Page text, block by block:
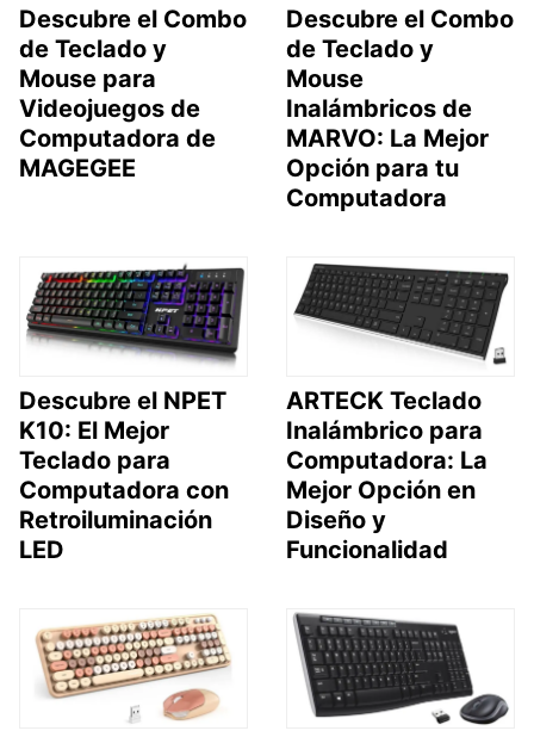
Descubre el Combo
de Teclado y
Mouse para
Videojuegos de
Computadora de
MAGEGEE
Descubre el Combo
de Teclado y
Mouse
Inalámbricos de
MARVO: La Mejor
Opción para tu
Computadora
Descubre el NPET
K10: El Mejor
Teclado para
Computadora con
Retroiluminación
LED
ARTECK Teclado
Inalámbrico para
Computadora: La
Mejor Opción en
Diseño y
Funcionalidad